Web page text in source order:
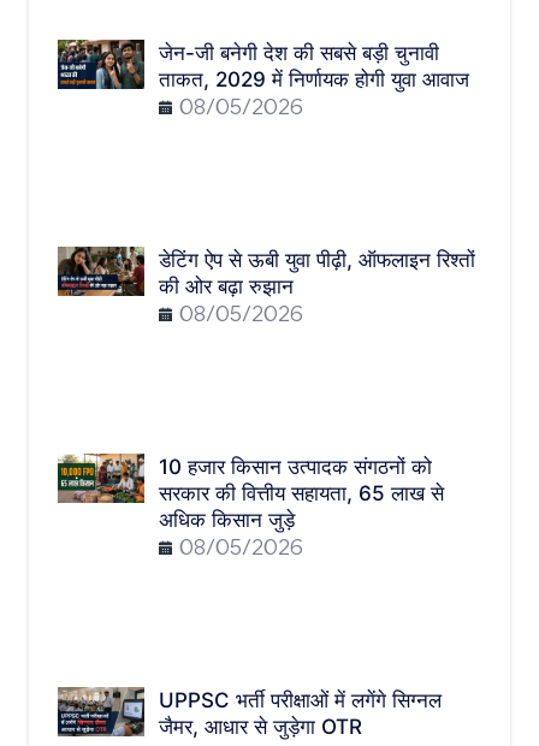
जेन-जी बनेगी देश की सबसे बड़ी चुनावी
ताकत, 2029 में निर्णायक होगी युवा आवाज
08/05/2026
डेटिंग ऐप से ऊबी युवा पीढ़ी, ऑफलाइन रिश्तों
की ओर बढ़ा रुझान
08/05/2026
10 हजार किसान उत्पादक संगठनों को
सरकार की वित्तीय सहायता, 65 लाख से
अधिक किसान जुड़े
08/05/2026
UPPSC भर्ती परीक्षाओं में लगेंगे सिग्नल
जैमर, आधार से जुड़ेगा OTR